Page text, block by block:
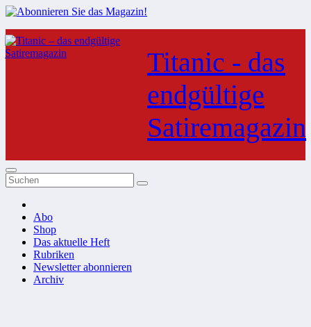
Zum
Inhalt
springen
Titanic - das
endgültige
Satiremagazin
Abo
Shop
Das aktuelle Heft
Rubriken
Newsletter abonnieren
Archiv